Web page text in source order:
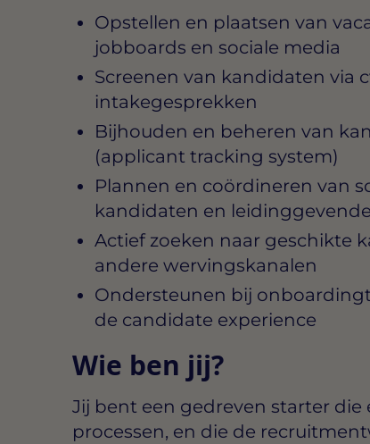
Opstellen en plaatsen van
jobboards en sociale media
Screenen van kandidaten via
intakegesprekken
Bijhouden en beheren van
(applicant tracking system)
Plannen en coördineren van
kandidaten en
Actief zoeken naar geschikte
andere wervingskanalen
Ondersteunen bij
de candidate experience
Wie ben jij?
Jij bent een gedreven starter
processen, en die de